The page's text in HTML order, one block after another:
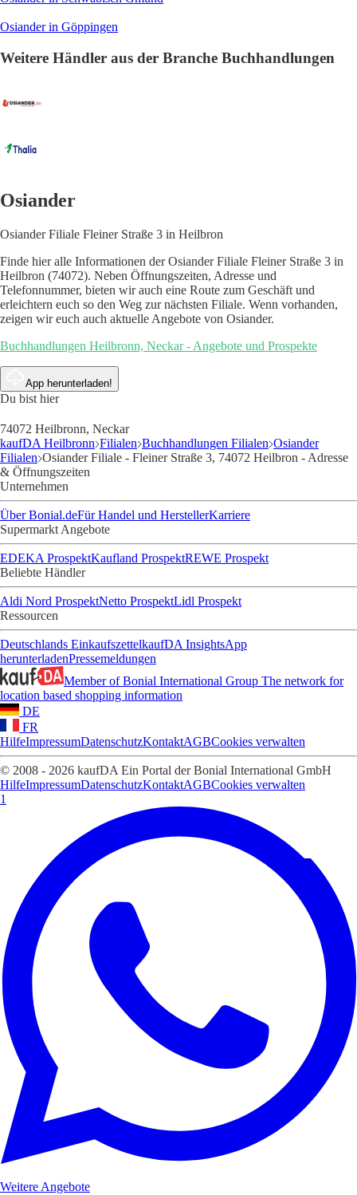
Osiander in Göppingen
Weitere Händler aus der Branche Buchhandlungen
Osiander
Osiander Filiale Fleiner Straße 3 in Heilbron
Finde hier alle Informationen der Osiander Filiale Fleiner Straße 3 in
Heilbron (74072). Neben Öffnungszeiten, Adresse und
Telefonnummer, bieten wir auch eine Route zum Geschäft und
erleichtern euch so den Weg zur nächsten Filiale. Wenn vorhanden,
zeigen wir euch auch aktuelle Angebote von Osiander.
Buchhandlungen Heilbronn, Neckar - Angebote und Prospekte
App herunterladen!
Du bist hier
74072 Heilbronn, Neckar
kaufDA Heilbronn Filialen Buchhandlungen Filialen Osiander
Filialen Osiander Filiale - Fleiner Straße 3, 74072 Heilbron - Adresse
& Öffnungszeiten
Unternehmen
Über Bonial.deFür Handel und HerstellerKarriere
Supermarkt Angebote
EDEKA ProspektKaufland ProspektREWE Prospekt
Beliebte Händler
Aldi Nord ProspektNetto ProspektLidl Prospekt
Ressourcen
Deutschlands EinkaufszettelkaufDA InsightsApp
herunterladenPressemeldungen
Member of Bonial International Group The network for
location based shopping information
DE
FR
HilfeImpressumDatenschutzKontaktAGBCookies verwalten
© 2008 - 2026 kaufDA Ein Portal der Bonial International GmbH
HilfeImpressumDatenschutzKontaktAGBCookies verwalten
1
Weitere Angebote